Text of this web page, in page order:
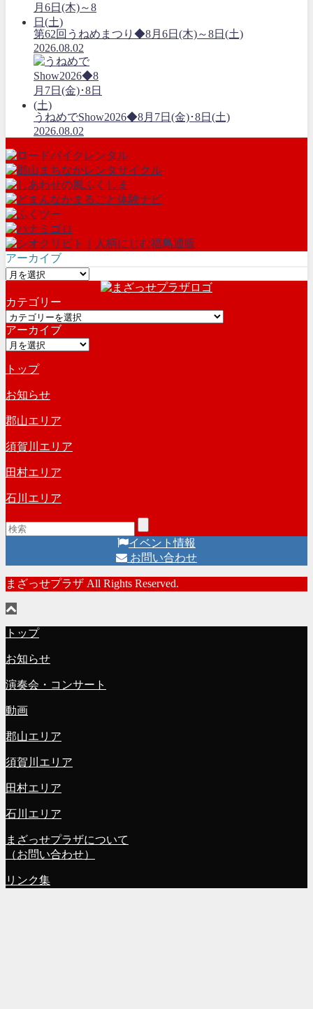
第62回うねめまつり◆8月6日(木)～8日(土)
2026.08.02
うねめでShow2026◆8月7日(金)･8日(土)
2026.08.02
アーカイブ
ア
カ
イ
ブ
カテゴリー
カ
テ
ゴ
ー
アーカイブ
ア
カ
イ
ブ
トップ
お知らせ
郡山エリア
須賀川エリア
田村エリア
石川エリア
イベント情報
お問い合わせ
まざっせプラザ All Rights Reserved.
トップ
お知らせ
演奏会・コンサート
動画
郡山エリア
須賀川エリア
田村エリア
石川エリア
まざっせプラザについて
（お問い合わせ）
リンク集